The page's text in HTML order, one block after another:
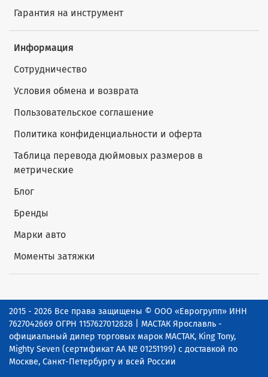
Гарантия на инструмент
Информация
Сотрудничество
Условия обмена и возврата
Пользовательское соглашение
Политика конфиденциальности и оферта
Таблица перевода дюймовых размеров в
метрические
Блог
Бренды
Марки авто
Моменты затяжки
2015 - 2026 Все права защищены © ООО «Еврогрупп» ИНН
7627042669 ОГРН 1157627012828 | МАСТАК Ярославль -
официальный дилер торговых марок МАСТАК, King Tony,
Mighty Seven (сертификат АА № 01251199) с доставкой по
Москве, Санкт-Петербургу и всей России